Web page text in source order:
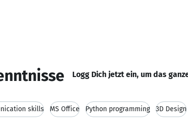
Logg Dich jetzt ein, um das
skills MS Office Python programming 3D Design